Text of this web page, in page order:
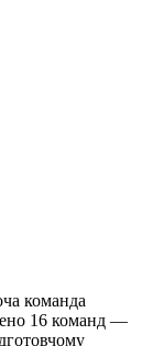
команда
16 команд —